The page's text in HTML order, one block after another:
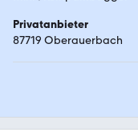
Privatanbieter
87719 Oberauerbach